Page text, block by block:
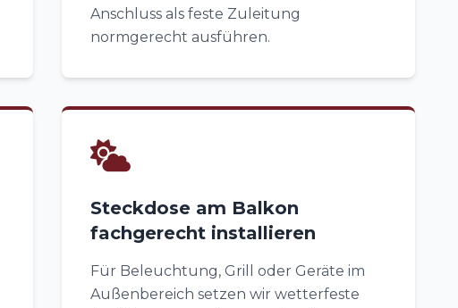
Anschluss als feste Zuleitung
normgerecht ausführen.
Steckdose am Balkon
fachgerecht installieren
Für Beleuchtung, Grill oder Geräte im
Außenbereich setzen wir wetterfeste